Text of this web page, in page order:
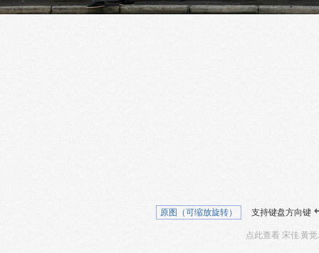
原图（可缩放旋转） 支持键盘方向键
点此查看 宋佳.黄